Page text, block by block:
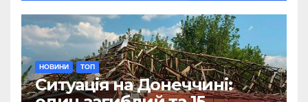
НОВИНИ ТОП
Ситуація на Донеччині: